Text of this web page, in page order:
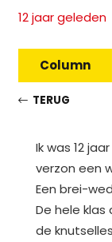
12 jaar geleden
Column
TERUG
Ik was 12
verzon een
Een brei-
De hele
de